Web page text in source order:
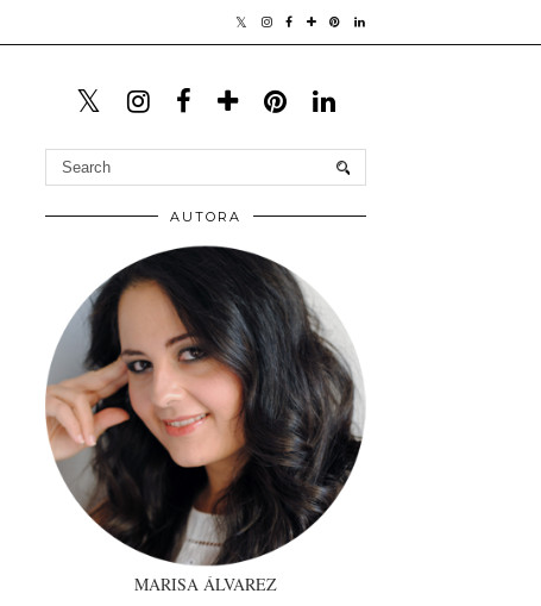
AUTORA
MARISA ÁLVAREZ